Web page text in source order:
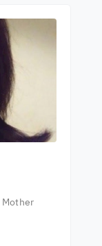
Mother